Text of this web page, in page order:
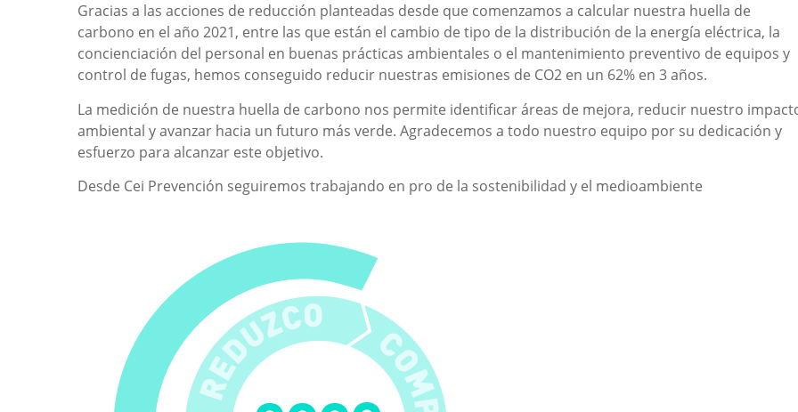
Gracias a las acciones de reducción planteadas desde que comenzamos a calcular nuestra huella de
carbono en el año 2021, entre las que están el cambio de tipo de la distribución de la energía eléctrica, la
concienciación del personal en buenas prácticas ambientales o el mantenimiento preventivo de equipos y
control de fugas, hemos conseguido reducir nuestras emisiones de CO2 en un 62% en 3 años.
La medición de nuestra huella de carbono nos permite identificar áreas de mejora, reducir nuestro
ambiental y avanzar hacia un futuro más verde. Agradecemos a todo nuestro equipo por su dedicación y
esfuerzo para alcanzar este objetivo.
Desde Cei Prevención seguiremos trabajando en pro de la sostenibilidad y el medioambiente